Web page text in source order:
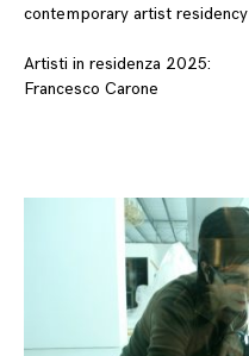
contemporary artist residency
Artisti in residenza 2025:
Francesco Carone